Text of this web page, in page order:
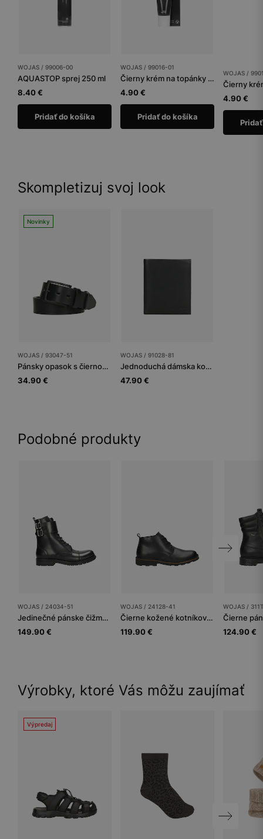
WOJAS / 99006-00
AQUASTOP sprej 250 ml
8.40 €
Pridať do košíka
WOJAS / 99016-01
Čierny krém na topánky tuba 75 ml
4.90 €
Pridať do košíka
WOJAS /
4.90 €
Skompletizuj svoj look
Novinky
WOJAS / 93047-51
Pánsky opasok s čiernou prackou
34.90 €
WOJAS / 91028-81
Jednoduchá dámska kožená peňaženka v čiernej farbe
47.90 €
Podobné produkty
WOJAS / 24034-51
Jedinečné pánske čižmy z lícovej kože so zateplením
149.90 €
WOJAS / 24128-41
Čierne kožené kotníkové topánky chukka
119.90 €
WOJAS /
124.90 €
Výrobky, ktoré Vás môžu zaujímať
Výpredaj